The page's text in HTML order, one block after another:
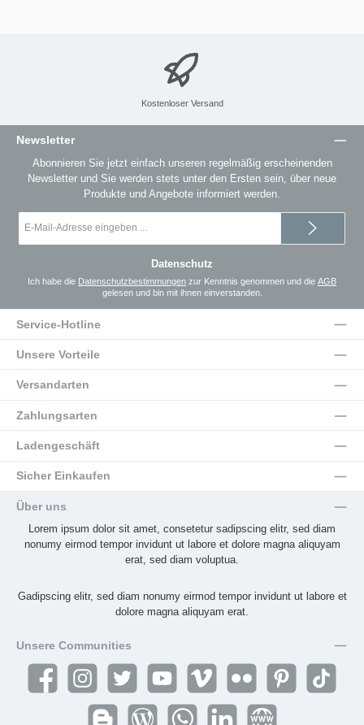
Kostenloser Versand
Newsletter
Abonnieren Sie jetzt einfach unseren regelmäßig erscheinenden
Newsletter und Sie werden stets unter den Ersten sein, über neue
Produkte und Angebote informiert werden.
Mail-
Datenschutz
Ich habe die Datenschutzbestimmungen zur Kenntnis genommen und die AGB
gelesen und bin mit ihnen einverstanden.
Service-Hotline
Unsere Vorteile
Versandarten
Zahlungsarten
Ladengeschäft
Sicher Einkaufen
Über uns
Lorem ipsum dolor sit amet, consetetur sadipscing elitr, sed diam
nonumy eirmod tempor invidunt ut labore et dolore magna aliquyam
erat, sed diam voluptua.
Gadipscing elitr, sed diam nonumy eirmod tempor invidunt ut labore et
dolore magna aliquyam erat.
Unsere Communities
Facebook Instagram Twitter YouTube Vimeo Flickr Pinterest TikTok